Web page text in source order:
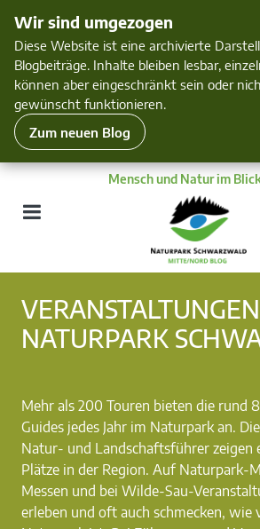
Wir sind umgezogen
Diese Website ist eine archivierte
Blogbeiträge. Inhalte bleiben lesbar,
können aber eingeschränkt sein oder
gewünscht funktionieren.
Zum neuen Blog
Mensch und Natur im
NATURPARK
Mehr als 200 Touren bieten die rund
Guides jedes Jahr im Naturpark an.
Natur- und Landschaftsführer zeigen
Plätze in der Region. Auf Naturpark-
Messen und bei Wilde-Sau-
erleben und oft auch schmecken, wie